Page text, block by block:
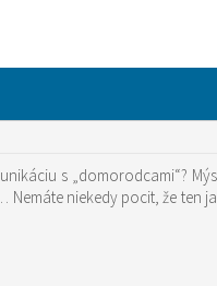
s „domorodcami“?
niekedy pocit, že ten